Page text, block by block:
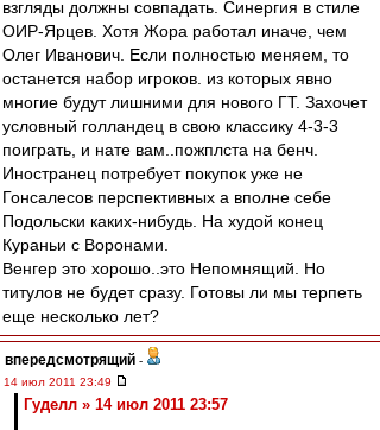
взгляды должны совпадать. Синергия в стиле
ОИР-Ярцев. Хотя Жора работал иначе, чем
Олег Иванович. Если полностью меняем, то
останется набор игроков. из которых явно
многие будут лишними для нового ГТ. Захочет
условный голландец в свою классику 4-3-3
поиграть, и нате вам..пожплста на бенч.
Иностранец потребует покупок уже не
Гонсалесов перспективных а вполне себе
Подольски каких-нибудь. На худой конец
Кураньи с Воронами.
Венгер это хорошо..это Непомнящий. Но
титулов не будет сразу. Готовы ли мы терпеть
еще несколько лет?
впередсмотрящий -
14 июл 2011 23:49
Гуделл » 14 июл 2011 23:57